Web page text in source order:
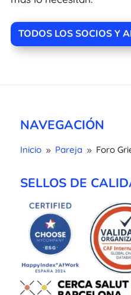
TODOS LOS SOCIOS Y
NAVEGACIÓN
Inicio 9 Pareja 9 Foro
SELLOS DE